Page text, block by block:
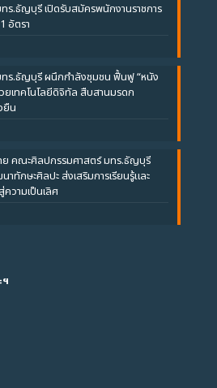
.ธัญบุรี เปิดรับสมัครพนักงานราชการ
อัตรา
ร.ธัญบุรี ผนึกกำลังชุมชน ฟื้นฟู “หนัง
เทคโนโลยีดิจิทัล สืบสานมรดก
ยืน
ทย คณะศิลปกรรมศาสตร์ มทร.ธัญบุรี
ทักษะศิลปะ ส่งเสริมการเรียนรู้และ
วามเป็นเลิศ